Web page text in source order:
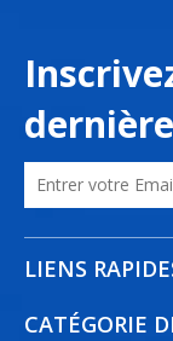
LIENS
CATÉGORIE